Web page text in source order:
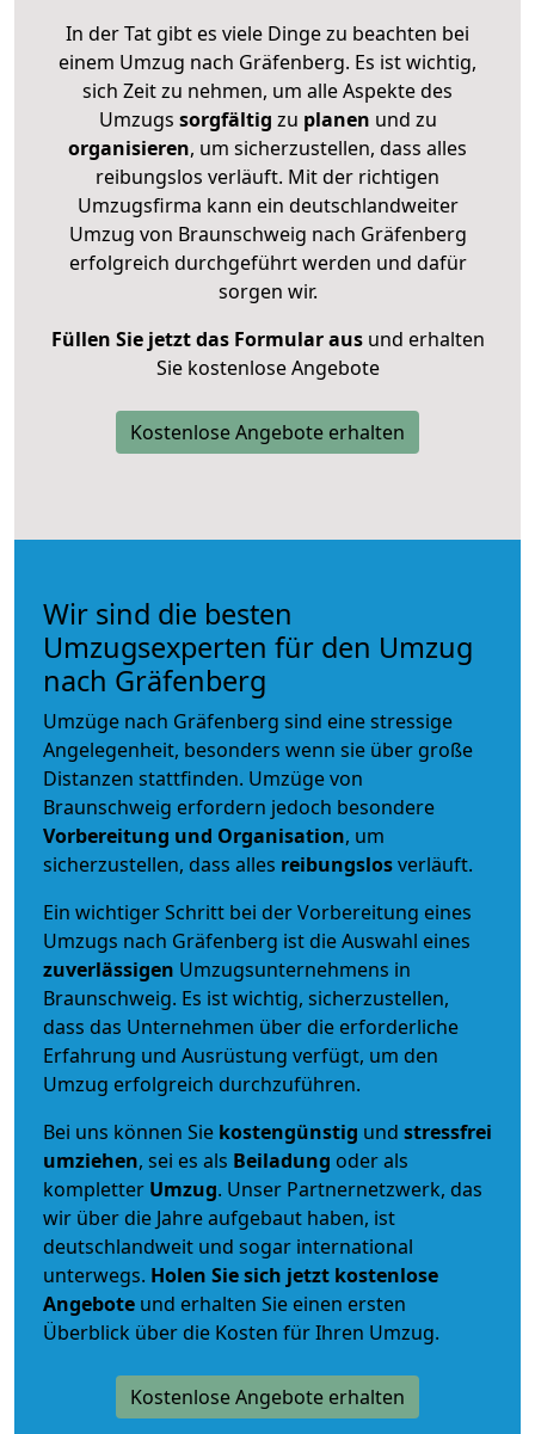
In der Tat gibt es viele Dinge zu beachten bei
einem Umzug nach Gräfenberg. Es ist wichtig,
sich Zeit zu nehmen, um alle Aspekte des
Umzugs sorgfältig zu planen und zu
organisieren, um sicherzustellen, dass alles
reibungslos verläuft. Mit der richtigen
Umzugsfirma kann ein deutschlandweiter
Umzug von Braunschweig nach Gräfenberg
erfolgreich durchgeführt werden und dafür
sorgen wir.
Füllen Sie jetzt das Formular ausund erhalten
Sie kostenlose Angebote
Kostenlose Angebote erhalten
Wir sind die besten
Umzugsexperten für den Umzug
nach Gräfenberg
Umzüge nach Gräfenberg sind eine stressige
Angelegenheit, besonders wenn sie über große
Distanzen stattfinden. Umzüge von
Braunschweig erfordern jedoch besondere
Vorbereitung und Organisation, um
sicherzustellen, dass alles reibungslosverläuft.
Ein wichtiger Schritt bei der Vorbereitung eines
Umzugs nach Gräfenberg ist die Auswahl eines
zuverlässigen Umzugsunternehmens in
Braunschweig. Es ist wichtig, sicherzustellen,
dass das Unternehmen über die erforderliche
Erfahrung und Ausrüstung verfügt, um den
Umzug erfolgreich durchzuführen.
Bei uns können Sie kostengünstig und stressfrei
umziehen, sei es als Beiladung oder als
kompletter Umzug. Unser Partnernetzwerk, das
wir über die Jahre aufgebaut haben, ist
deutschlandweit und sogar international
unterwegs. Holen Sie sich jetzt kostenlose
Angebote und erhalten Sie einen ersten
Überblick über die Kosten für Ihren Umzug.
Kostenlose Angebote erhalten